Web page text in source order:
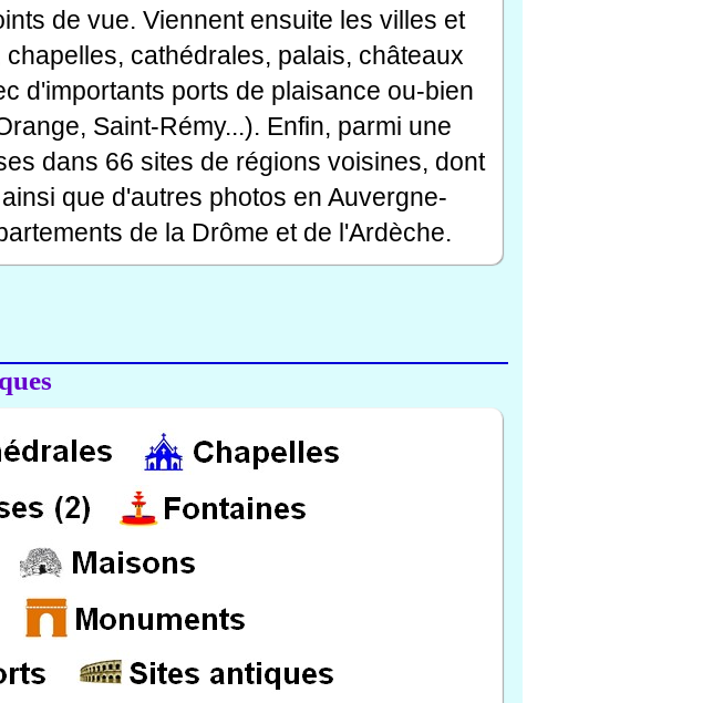
de vue. Viennent ensuite les villes et
cathédrales, palais, châteaux
d'importants ports de plaisance ou-bien
Saint-Rémy...). Enfin, parmi une
dans 66 sites de régions voisines, dont
que d'autres photos en Auvergne-
de la Drôme et de l'Ardèche.